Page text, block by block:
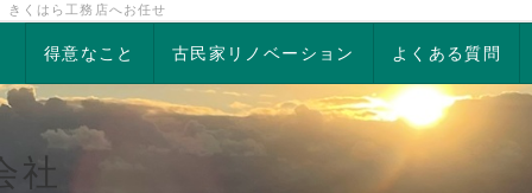
きくはら工務店へお任せ
得意なこと 古民家リノベーション よくある質問
社